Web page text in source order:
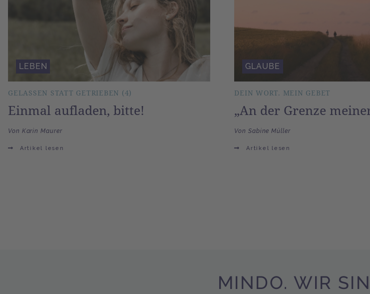
GELASSEN STATT GETRIEBEN (4)
Einmal aufladen, bitte!
Von Karin Maurer
Artikel lesen
LEBEN
DEIN WORT. MEIN GEBET
„An der Grenze
Von Sabine Müller
Artikel lesen
GLAUBE
MINDO. WIR